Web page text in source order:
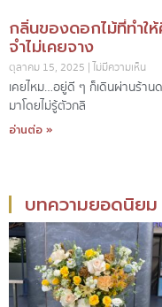
กลิ่นของดอกไม้ที่ทำใ
จำไม่เคยจาง
ตุลาคม 15, 2025 ไม่มีความเห็น
เคยไหม…อยู่ดี ๆ ก็เดินผ่านร้า
มาโดยไม่รู้ตัว กลิ
อ่านต่อ »
บทความยอดนิยม